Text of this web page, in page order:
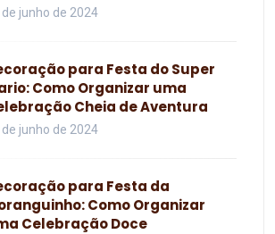
de junho de 2024
para Festa do Super
Como Organizar uma
Cheia de Aventura
de junho de 2024
para Festa da
Como Organizar
Celebração Doce